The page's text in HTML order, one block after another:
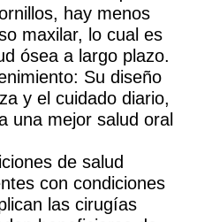
hay menos
maxilar, lo cual es
ósea a largo plazo.
: Su diseño
y el cuidado diario,
una mejor salud oral
de salud
con condiciones
las cirugías